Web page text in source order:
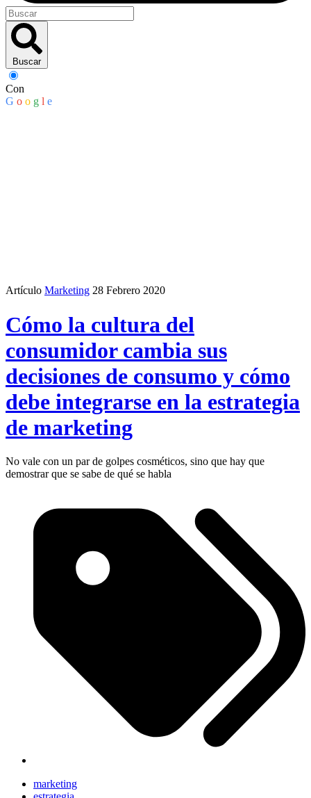
Buscar
Con
G o o g l e
Artículo Marketing 28 Febrero 2020
Cómo la cultura del
consumidor cambia sus
decisiones de consumo y cómo
debe integrarse en la estrategia
de marketing
No vale con un par de golpes cosméticos, sino que hay que
demostrar que se sabe de qué se habla
marketing